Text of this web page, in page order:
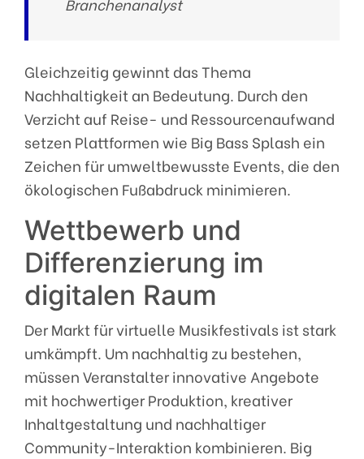
Gleichzeitig gewinnt das Thema
Nachhaltigkeit an Bedeutung. Durch den
Verzicht auf Reise- und Ressourcenaufwand
setzen Plattformen wie Big Bass Splash ein
Zeichen für umweltbewusste Events, die den
ökologischen Fußabdruck minimieren.
Wettbewerb und
Differenzierung im
digitalen Raum
Der Markt für virtuelle Musikfestivals ist stark
umkämpft. Um nachhaltig zu bestehen,
müssen Veranstalter innovative Angebote
mit hochwertiger Produktion, kreativer
Inhaltgestaltung und nachhaltiger
Community-Interaktion kombinieren. Big